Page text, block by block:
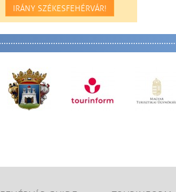
IRÁNY SZÉKESFEHÉRVÁR!